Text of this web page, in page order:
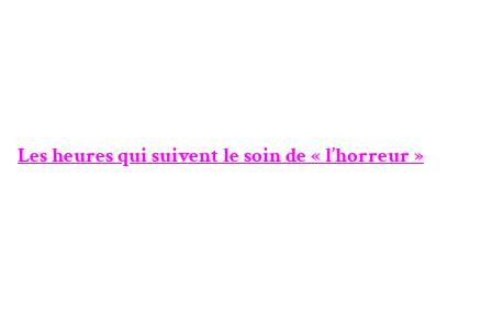
Les heures qui suivent le soin de « l’horreur »